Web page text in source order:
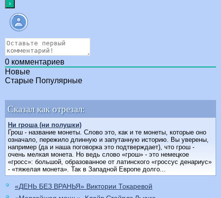
0 комментариев
Новые
Старые Популярные
Сказал как отрезал:
Ни гроша (ни полушки)
Грош - название монеты. Слово это, как и те монеты, которые оно
означало, пережило длинную и запутанную историю. Вы уверены,
например (да и наша поговорка это подтверждает), что грош -
очень мелкая монета. Но ведь слово «грош» - это немецкое
«гросс»: большой, образованное от латинского «гроссус денариус»
- «тяжелая монета». Так в Западной Европе долго...
«ДЕНЬ БЕЗ ВРАНЬЯ» Виктории Токаревой